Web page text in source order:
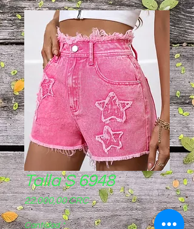
Talla S 6948
22.000,00 CRCPrecio
Cantidad *